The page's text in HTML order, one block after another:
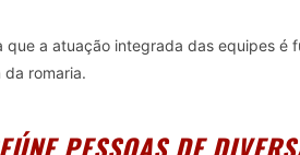
que a atuação integrada das equipes é
romaria.